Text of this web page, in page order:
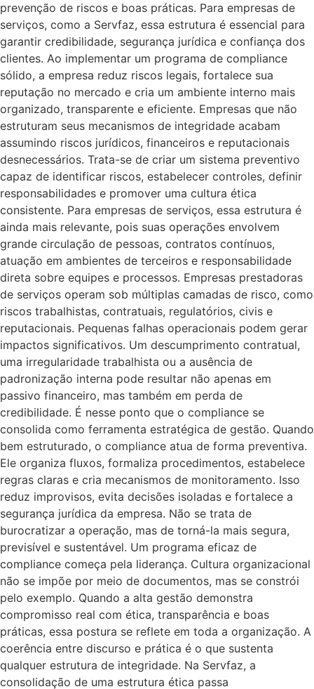
prevenção de riscos e boas práticas. Para empresas de
serviços, como a Servfaz, essa estrutura é essencial para
garantir credibilidade, segurança jurídica e confiança dos
clientes. Ao implementar um programa de compliance
sólido, a empresa reduz riscos legais, fortalece sua
reputação no mercado e cria um ambiente interno mais
organizado, transparente e eficiente. Empresas que não
estruturam seus mecanismos de integridade acabam
assumindo riscos jurídicos, financeiros e reputacionais
desnecessários. Trata-se de criar um sistema preventivo
capaz de identificar riscos, estabelecer controles, definir
responsabilidades e promover uma cultura ética
consistente. Para empresas de serviços, essa estrutura é
ainda mais relevante, pois suas operações envolvem
grande circulação de pessoas, contratos contínuos,
atuação em ambientes de terceiros e responsabilidade
direta sobre equipes e processos. Empresas prestadoras
de serviços operam sob múltiplas camadas de risco, como
riscos trabalhistas, contratuais, regulatórios, civis e
reputacionais. Pequenas falhas operacionais podem gerar
impactos significativos. Um descumprimento contratual,
uma irregularidade trabalhista ou a ausência de
padronização interna pode resultar não apenas em
passivo financeiro, mas também em perda de
credibilidade. É nesse ponto que o compliance se
consolida como ferramenta estratégica de gestão. Quando
bem estruturado, o compliance atua de forma preventiva.
Ele organiza fluxos, formaliza procedimentos, estabelece
regras claras e cria mecanismos de monitoramento. Isso
reduz improvisos, evita decisões isoladas e fortalece a
segurança jurídica da empresa. Não se trata de
burocratizar a operação, mas de torná-la mais segura,
previsível e sustentável. Um programa eficaz de
compliance começa pela liderança. Cultura organizacional
não se impõe por meio de documentos, mas se constrói
pelo exemplo. Quando a alta gestão demonstra
compromisso real com ética, transparência e boas
práticas, essa postura se reflete em toda a organização. A
coerência entre discurso e prática é o que sustenta
qualquer estrutura de integridade. Na Servfaz, a
consolidação de uma estrutura ética passa